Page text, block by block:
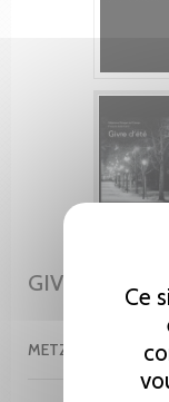
Ce
GIVRE D'ÉTÉ
METZGER DEL